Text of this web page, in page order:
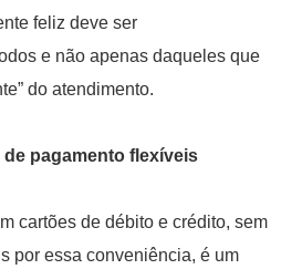
feliz deve ser
e não apenas daqueles que
do atendimento.
pagamento flexíveis
cartões de débito e crédito, sem
por essa conveniência, é um